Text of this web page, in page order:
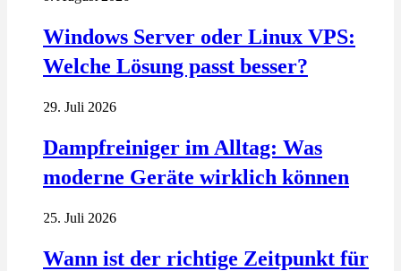
Windows Server oder Linux VPS:
Welche Lösung passt besser?
29. Juli 2026
Dampfreiniger im Alltag: Was
moderne Geräte wirklich können
25. Juli 2026
Wann ist der richtige Zeitpunkt für